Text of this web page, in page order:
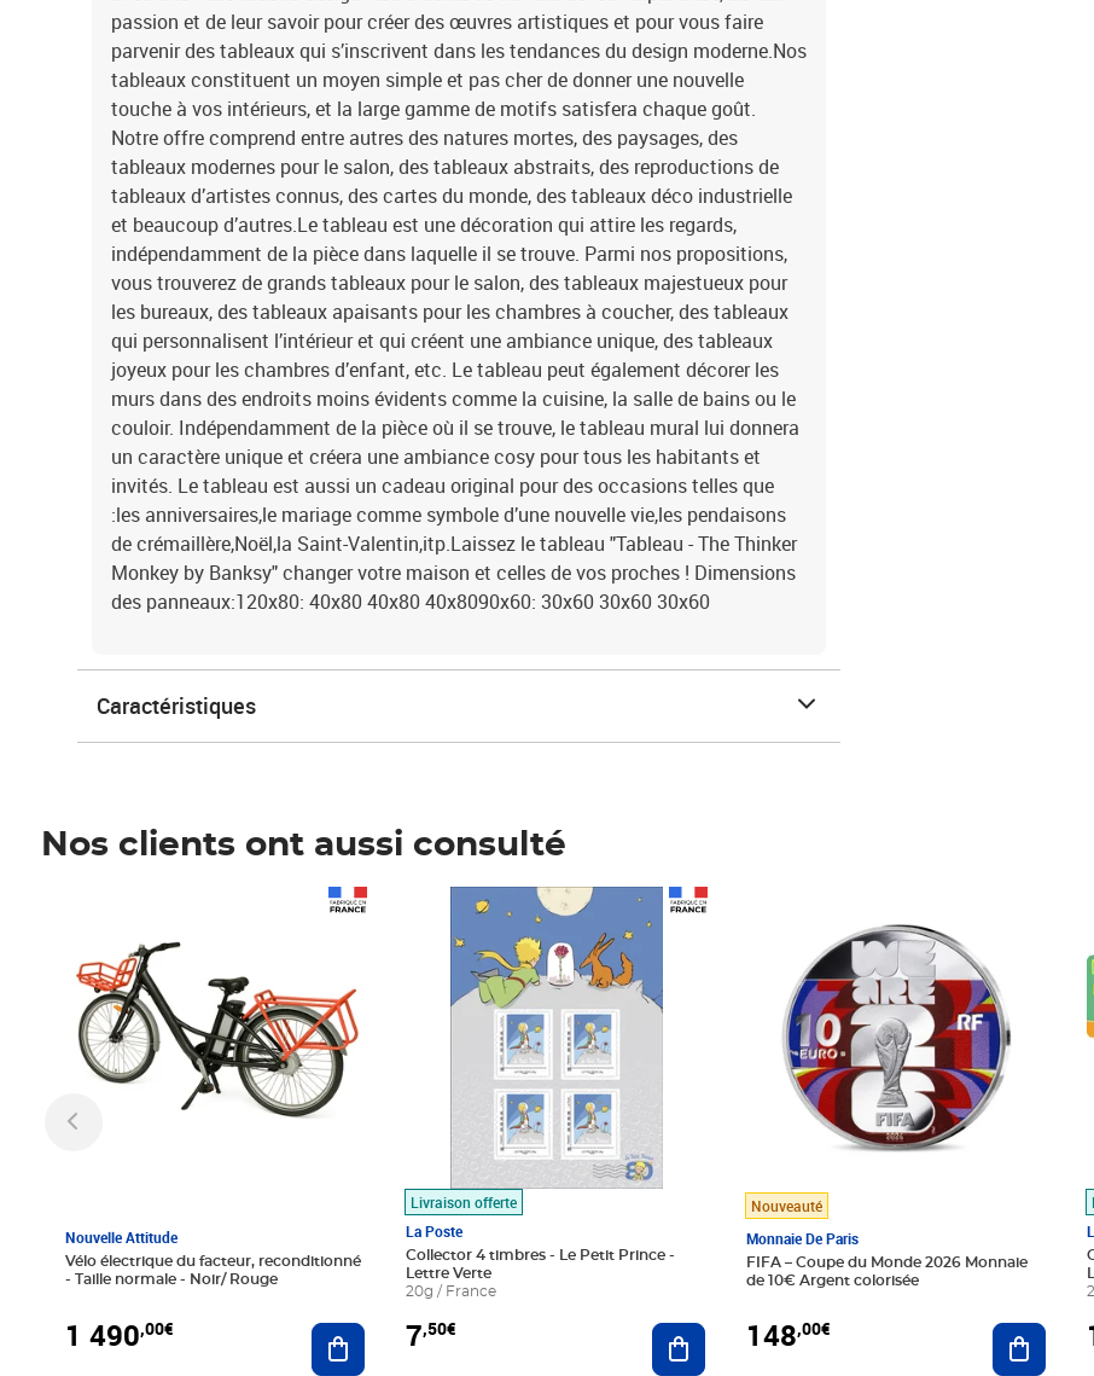
passion et de leur savoir pour créer des œuvres artistiques et pour vous faire
parvenir des tableaux qui s’inscrivent dans les tendances du design moderne.Nos
tableaux constituent un moyen simple et pas cher de donner une nouvelle
touche à vos intérieurs, et la large gamme de motifs satisfera chaque goût.
Notre offre comprend entre autres des natures mortes, des paysages, des
tableaux modernes pour le salon, des tableaux abstraits, des reproductions de
tableaux d’artistes connus, des cartes du monde, des tableaux déco industrielle
et beaucoup d’autres.Le tableau est une décoration qui attire les regards,
indépendamment de la pièce dans laquelle il se trouve. Parmi nos propositions,
vous trouverez de grands tableaux pour le salon, des tableaux majestueux pour
les bureaux, des tableaux apaisants pour les chambres à coucher, des tableaux
qui personnalisent l’intérieur et qui créent une ambiance unique, des tableaux
joyeux pour les chambres d’enfant, etc. Le tableau peut également décorer les
murs dans des endroits moins évidents comme la cuisine, la salle de bains ou le
couloir. Indépendamment de la pièce où il se trouve, le tableau mural lui donnera
un caractère unique et créera une ambiance cosy pour tous les habitants et
invités. Le tableau est aussi un cadeau original pour des occasions telles que
:les anniversaires,le mariage comme symbole d’une nouvelle vie,les pendaisons
de crémaillère,Noël,la Saint-Valentin,itp.Laissez le tableau "Tableau - The Thinker
Monkey by Banksy" changer votre maison et celles de vos proches ! Dimensions
des panneaux:120x80: 40x80 40x80 40x8090x60: 30x60 30x60 30x60
Caractéristiques
Nos clients ont aussi consulté
Nouvelle Attitude
Vélo électrique du facteur, reconditionné
- Taille normale - Noir/ Rouge
1 490,00€ Ajouter au panier
Livraison offerte
La Poste
Collector 4 timbres - Le Petit Prince -
Lettre Verte
20g / France
7,50€
Prix 7,50€
Ajouter au panier
Nouveauté
Monnaie De Paris
FIFA – Coupe du Monde 2026 Monnaie
de 10€ Argent colorisée
148,00€ Ajouter